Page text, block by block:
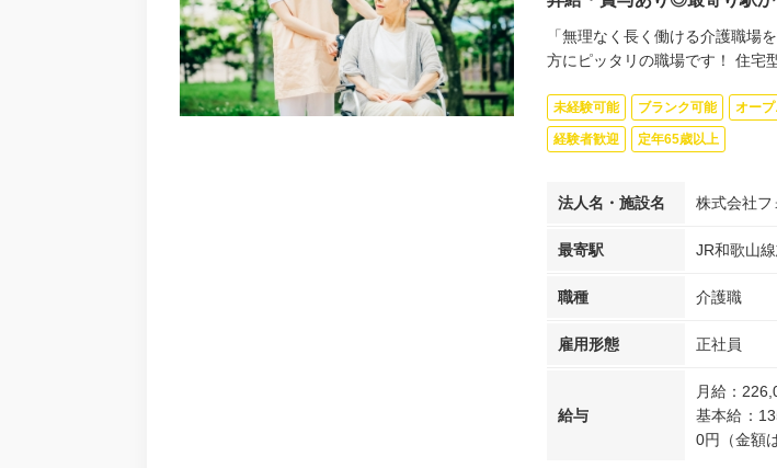
「無理なく長く働ける介護職場
方にピッタリの職場です！ 住宅
未経験可能 ブランク可能 オー
経験者歓迎 定年65歳以上
法人名・施設名 株式会社フ
最寄駅 JR和歌山
職種 介護職
雇用形態 正社員
給与
月給：
基本給：
0円（金額